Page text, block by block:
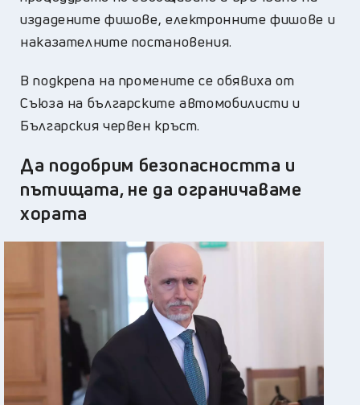
издадените фишове, електронните фишове и
наказателните постановения.
В подкрепа на промените се обявиха от
Съюза на българските автомобилисти и
Българския червен кръст.
Да подобрим безопасността и
пътищата, не да ограничаваме
хората